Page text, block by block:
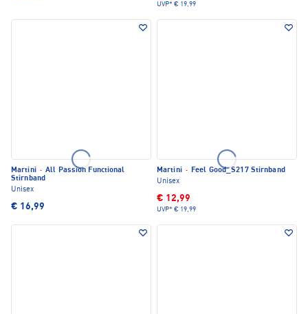
UVP* € 19,99
Martini · All Passion Functional
Stirnband
Unisex
€ 16,99
Martini · Feel Good_S217 Stirnband
Unisex
€ 12,99
UVP* € 19,99